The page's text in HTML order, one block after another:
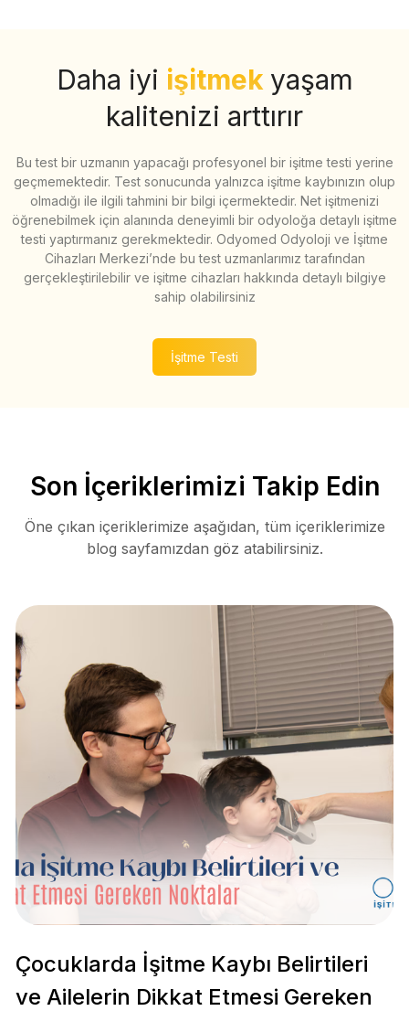
Daha iyi işitmek yaşam
kalitenizi arttırır
Bu test bir uzmanın yapacağı profesyonel bir işitme testi yerine
geçmemektedir. Test sonucunda yalnızca işitme kaybınızın olup
olmadığı ile ilgili tahmini bir bilgi içermektedir. Net işitmenizi
öğrenebilmek için alanında deneyimli bir odyoloğa detaylı işitme
testi yaptırmanız gerekmektedir. Odyomed Odyoloji ve İşitme
Cihazları Merkezi’nde bu test uzmanlarımız tarafından
gerçekleştirilebilir ve işitme cihazları hakkında detaylı bilgiye
sahip olabilirsiniz
İşitme Testi
Son İçeriklerimizi Takip Edin
Öne çıkan içeriklerimize aşağıdan, tüm içeriklerimize
blog sayfamızdan göz atabilirsiniz.
Çocuklarda İşitme Kaybı Belirtileri
ve Ailelerin Dikkat Etmesi Gereken